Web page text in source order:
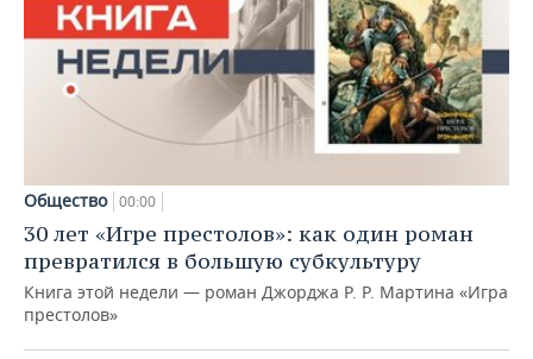
Общество 00:00
30 лет «Игре престолов»: как один роман
превратился в большую субкультуру
Книга этой недели — роман Джорджа Р. Р. Мартина «Игра
престолов»